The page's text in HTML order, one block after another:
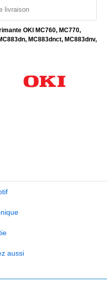
OKI MC760, MC770,
MC883dnct, MC883dnv,
livraison
aussi